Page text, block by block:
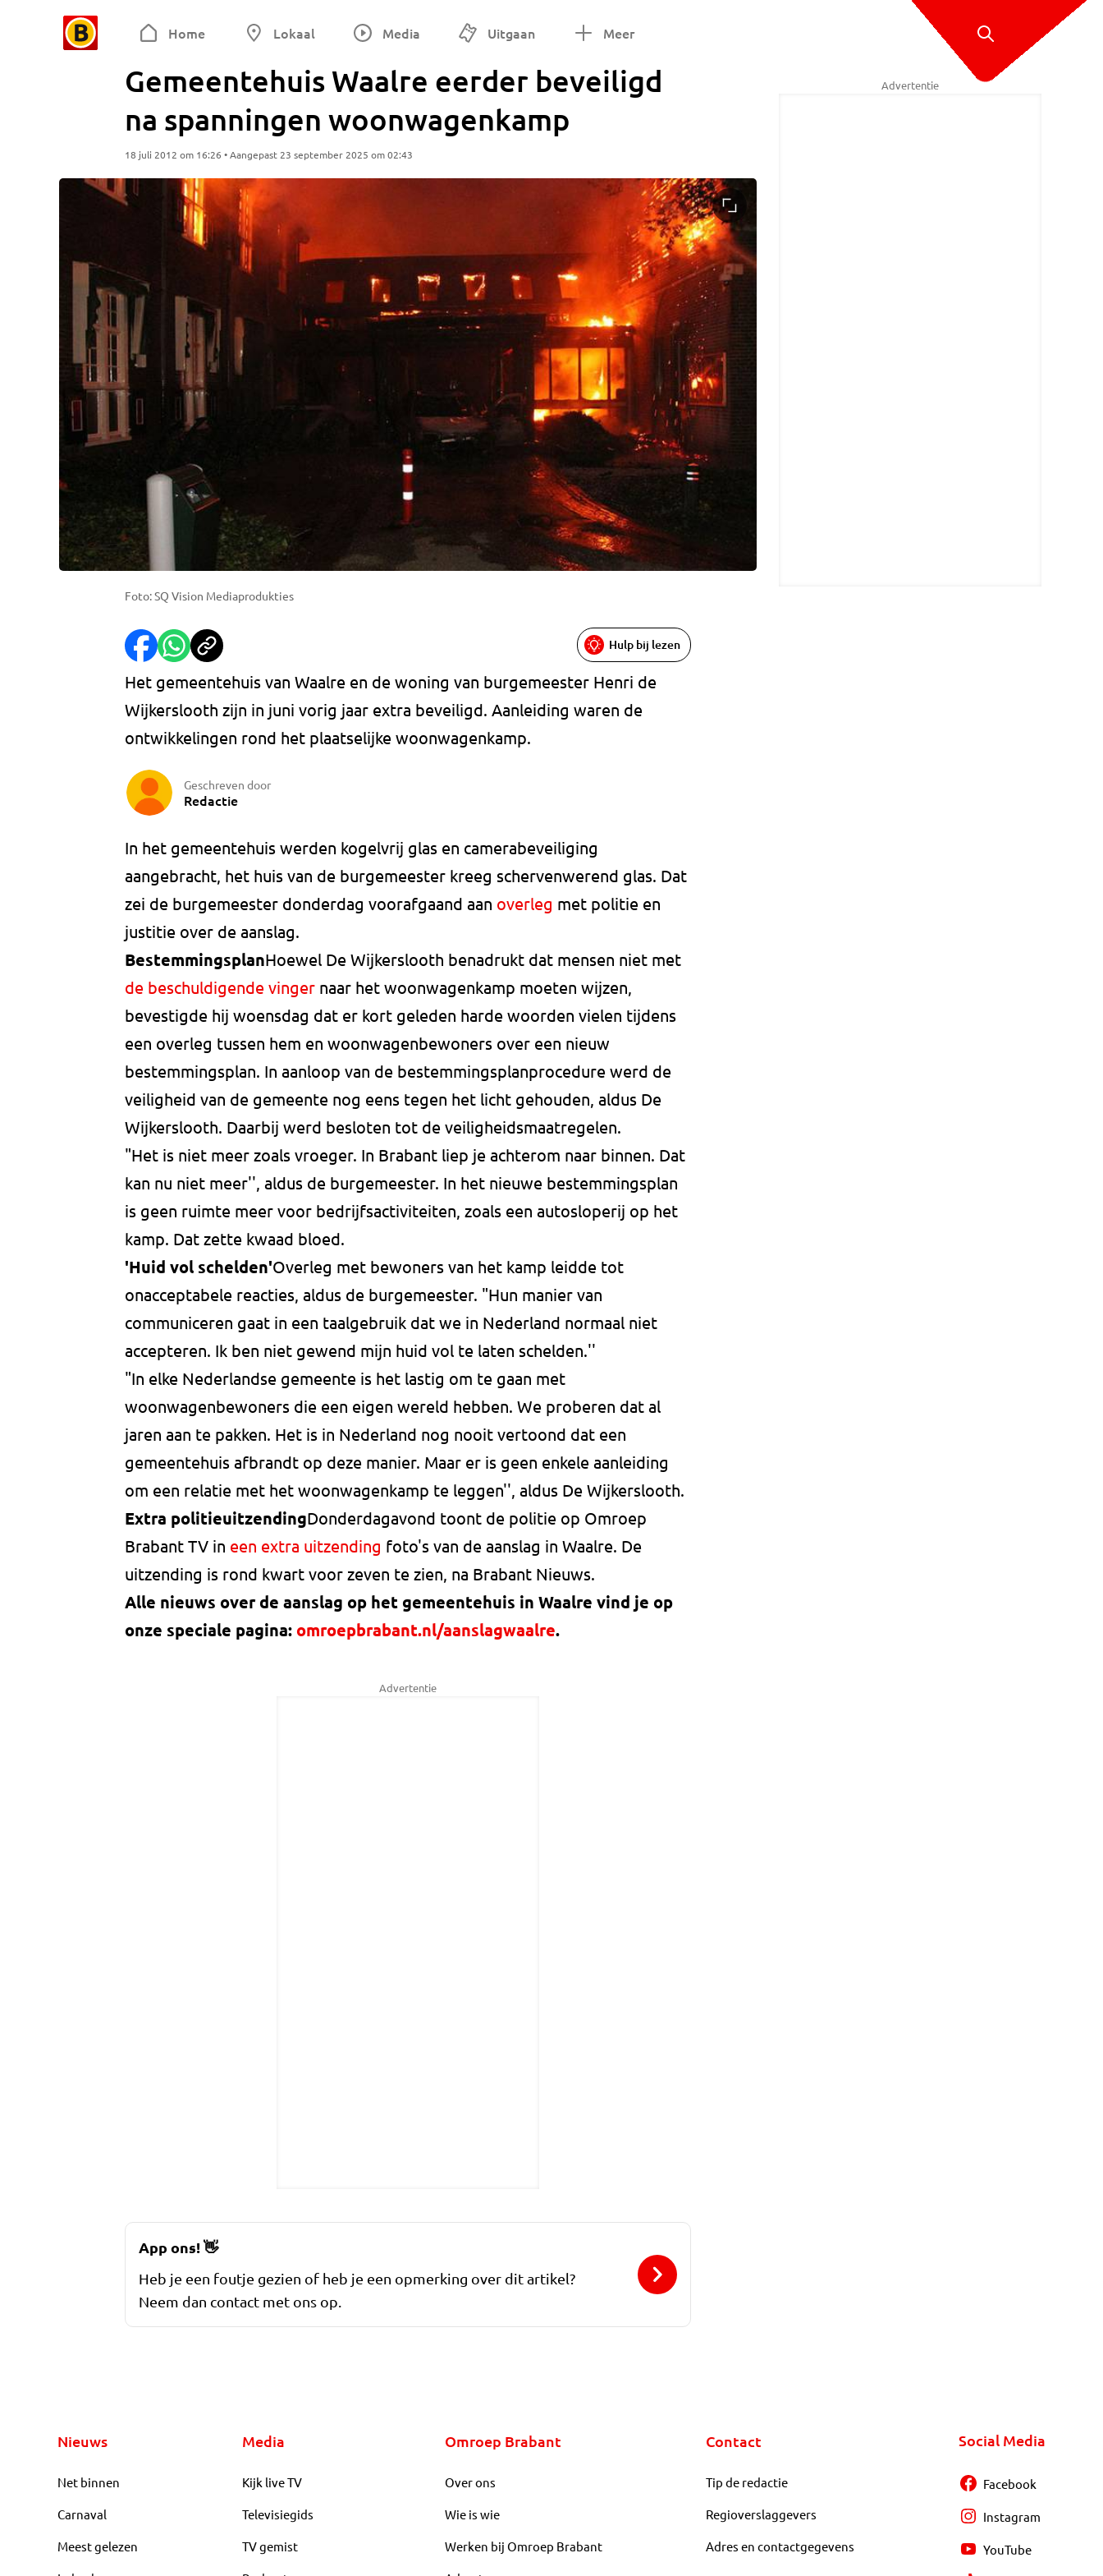
Home Lokaal Media Uitgaan Meer
Gemeentehuis Waalre eerder beveiligd
na spanningen woonwagenkamp
18 juli 2012 om 16:26 • Aangepast 23 september 2025 om 02:43
Foto: SQ Vision Mediaprodukties
Hulp bij lezen
Het gemeentehuis van Waalre en de woning van burgemeester Henri de
Wijkerslooth zijn in juni vorig jaar extra beveiligd. Aanleiding waren de
ontwikkelingen rond het plaatselijke woonwagenkamp.
Geschreven door
Redactie
In het gemeentehuis werden kogelvrij glas en camerabeveiliging
aangebracht, het huis van de burgemeester kreeg schervenwerend glas. Dat
zei de burgemeester donderdag voorafgaand aan overleg met politie en
justitie over de aanslag.
BestemmingsplanHoewel De Wijkerslooth benadrukt dat mensen niet met
de beschuldigende vinger naar het woonwagenkamp moeten wijzen,
bevestigde hij woensdag dat er kort geleden harde woorden vielen tijdens
een overleg tussen hem en woonwagenbewoners over een nieuw
bestemmingsplan. In aanloop van de bestemmingsplanprocedure werd de
veiligheid van de gemeente nog eens tegen het licht gehouden, aldus De
Wijkerslooth. Daarbij werd besloten tot de veiligheidsmaatregelen.
"Het is niet meer zoals vroeger. In Brabant liep je achterom naar binnen. Dat
kan nu niet meer'', aldus de burgemeester. In het nieuwe bestemmingsplan
is geen ruimte meer voor bedrijfsactiviteiten, zoals een autosloperij op het
kamp. Dat zette kwaad bloed.
'Huid vol schelden'Overleg met bewoners van het kamp leidde tot
onacceptabele reacties, aldus de burgemeester. "Hun manier van
communiceren gaat in een taalgebruik dat we in Nederland normaal niet
accepteren. Ik ben niet gewend mijn huid vol te laten schelden.''
"In elke Nederlandse gemeente is het lastig om te gaan met
woonwagenbewoners die een eigen wereld hebben. We proberen dat al
jaren aan te pakken. Het is in Nederland nog nooit vertoond dat een
gemeentehuis afbrandt op deze manier. Maar er is geen enkele aanleiding
om een relatie met het woonwagenkamp te leggen'', aldus De Wijkerslooth.
Extra politieuitzendingDonderdagavond toont de politie op Omroep
Brabant TV in een extra uitzending foto's van de aanslag in Waalre. De
uitzending is rond kwart voor zeven te zien, na Brabant Nieuws.
Alle nieuws over de aanslag op het gemeentehuis in Waalre vind je op
onze speciale pagina: omroepbrabant.nl/aanslagwaalre.
Advertentie
Advertentie
App ons!👋
Heb je een foutje gezien of heb je een opmerking over dit artikel?
Neem dan contact met ons op.
Nieuws
Net binnen
Carnaval
Meest gelezen
Media
Kijk live TV
Televisiegids
TV gemist
Omroep Brabant
Over ons
Wie is wie
Werken bij Omroep Brabant
Contact
Tip de redactie
Regioverslaggevers
Adres en contactgegevens
Social Media
Facebook
Instagram
YouTube